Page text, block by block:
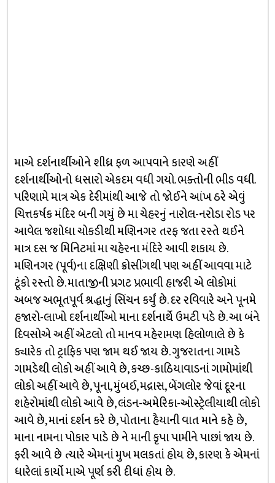
માએ દર્શનાર્થીઓને શીધ્ર ફળ આપવાને કારણે અહીં
દર્શનાર્થીઓનો ધસારો એકદમ વધી ગયો. ભક્તોની ભીડ વધી.
પરિણામે માત્ર એક દેરીમાંથી આજે તો જોઈને આંખ ઠરે એવું
ચિત્તકર્ષક મંદિર બની ગયું છે મા ચેહરનું નારોલ-નરોડા રોડ પર
આવેલ જશોધા ચોકડીથી મણિનગર તરફ જતા રસ્તે થઈને
માત્ર દસ જ મિનિટમાં મા ચહેરના મંદિરે આવી શકાય છે.
મણિનગર (પૂર્વ)ના દક્ષિણી ક્રોસીંગથી પણ અહીં આવવા માટે
ટૂંકો રસ્તો છે. માતાજીની પ્રગટ પ્રભાવી હાજરી એ લોકોમાં
અબજ અભૂતપૂર્વ શ્રદ્ધાનું સિંચન કર્યું છે. દર રવિવારે અને પૂનમે
હજારો-લાખો દર્શનાર્થીઓ માના દર્શનાર્થે ઉમટી પડે છે. આ બંને
દિવસોએ અહીં એટલો તો માનવ મહેરામણ હિલોળાલે છે કે
ક્યારેક તો ટ્રાફિક પણ જામ થઈ જાય છે. ગુજરાતના ગામડે
ગામડેથી લોકો અહીં આવે છે, કચ્છ-કાઠિયાવાડનાં ગામોમાંથી
લોકો અહીં આવે છે, પૂના, મુંબઈ, મદ્રાસ, બેંગલોર જેવાં દૂરના
શહેરોમાંથી લોકો આવે છે, લંડન-અમેરિકા-ઓસ્ટ્રેલીયાથી લોકો
આવે છે, માનાં દર્શન કરે છે, પોતાના હૈયાની વાત માને કહે છે,
માના નામના પોકાર પાડે છે ને માની કૃપા પામીને પાછાં જાય છે.
ફરી આવે છે ત્યારે એમનાં મુખ મલકતાં હોય છે, કારણ કે એમનાં
ધારેલાં કાર્યો માએ પૂર્ણ કરી દીધાં હોય છે.